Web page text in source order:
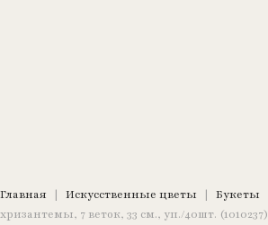
Главная | Искусственные цветы | Букеты
хризантемы, 7 веток, 33 см., уп./40шт. (1010237)